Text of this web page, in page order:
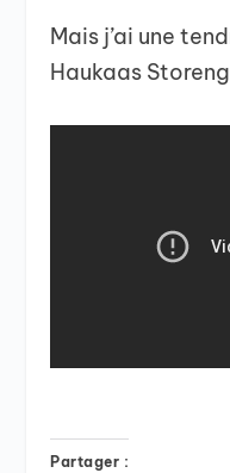
Mais j’ai une
Haukaas
Partager :